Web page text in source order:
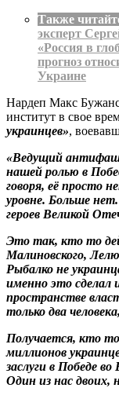
Также
эксперт
«Россия в
прогноз
Украине
Нардеп Макс
институт в свое
украинцев»,
«Ведущий
нашей ролью в
говоря, её просто
уровне. Больше
героев Великой
Это так, кто то
Малиновского,
Рыбалко не
именно это сделал
пространстве
только два
Получается, кто
миллионов
заслуги в Победе
Один из нас двоих,